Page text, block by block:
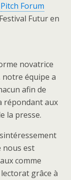
Pitch Forum
Futur en
novatrice
équipe a
afin de
répondant aux
la presse.
nous est
comme
grâce à